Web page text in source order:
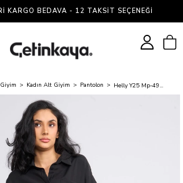
KARGO BEDAVA - 12 TAKSIT SEÇENEĞI
Giyim Kadın Alt Giyim Pantolon Helly Y25 Mp-4952 Bej Kadın Beli Bağlamalı Desenli Bol Pantolon